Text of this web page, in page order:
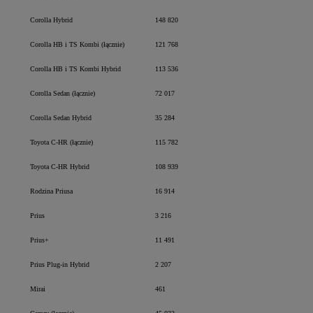
Corolla Hybrid 148 820
Corolla HB i TS Kombi (łącznie) 121 768
Corolla HB i TS Kombi Hybrid 113 536
Corolla Sedan (łącznie) 72 017
Corolla Sedan Hybrid 35 284
Toyota C-HR (łącznie) 115 782
Toyota C-HR Hybrid 108 939
Rodzina Priusa 16 914
Prius 3 216
Prius+ 11 491
Prius Plug-in Hybrid 2 207
Mirai 461